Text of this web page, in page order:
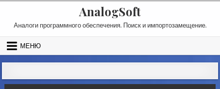
AnalogSoft
Аналоги программного обеспечения. Поиск и импортозамещение.
МЕНЮ